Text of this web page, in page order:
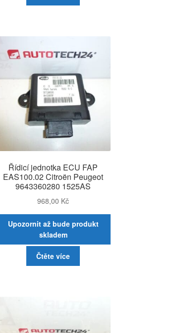
Řídicí jednotka ECU FAP
EAS100.02 Citroën Peugeot
9643360280 1525AS
968,00 Kč
Upozornit až bude produkt
skladem
Čtěte více